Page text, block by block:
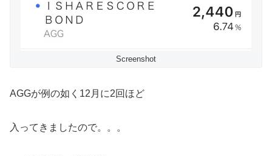
Screenshot
AGGが例の如く12月に2回ほど
入ってきましたので。。。